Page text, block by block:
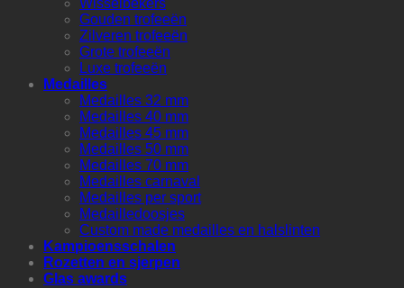
Wisselbekers
Gouden trofeeën
Zilveren trofeeën
Grote trofeeën
Luxe trofeeën
Medailles
Medailles 32 mm
Medailles 40 mm
Medailles 45 mm
Medailles 50 mm
Medailles 70 mm
Medailles carnaval
Medailles per sport
Medailledoosjes
Custom made medailles en halslinten
Kampioensschalen
Rozetten en sjerpen
Glas awards